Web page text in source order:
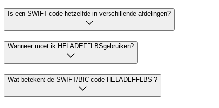
Is een SWIFT-code hetzelfde in verschillende afdelingen?
Wanneer moet ik HELADEFFLBSgebruiken?
Wat betekent de SWIFT/BIC-code HELADEFFLBS ?